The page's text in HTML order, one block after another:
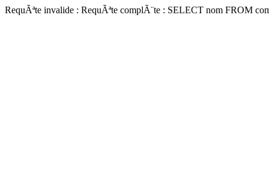
RequÃªte invalide : RequÃªte complÃ¨te : SELECT nom FROM